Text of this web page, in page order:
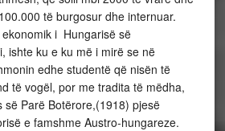
të burgosur dhe internuar.
i Hungarisë së
ishte ku e ku më i mirë se në
edhe studentë që nisën të
të vogël, por me tradita të mëdha,
së Parë Botërore,(1918) pjesë
e famshme Austro-hungareze.